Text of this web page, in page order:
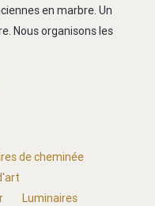
en marbre. Un
Nous organisons les
de cheminée
Luminaires